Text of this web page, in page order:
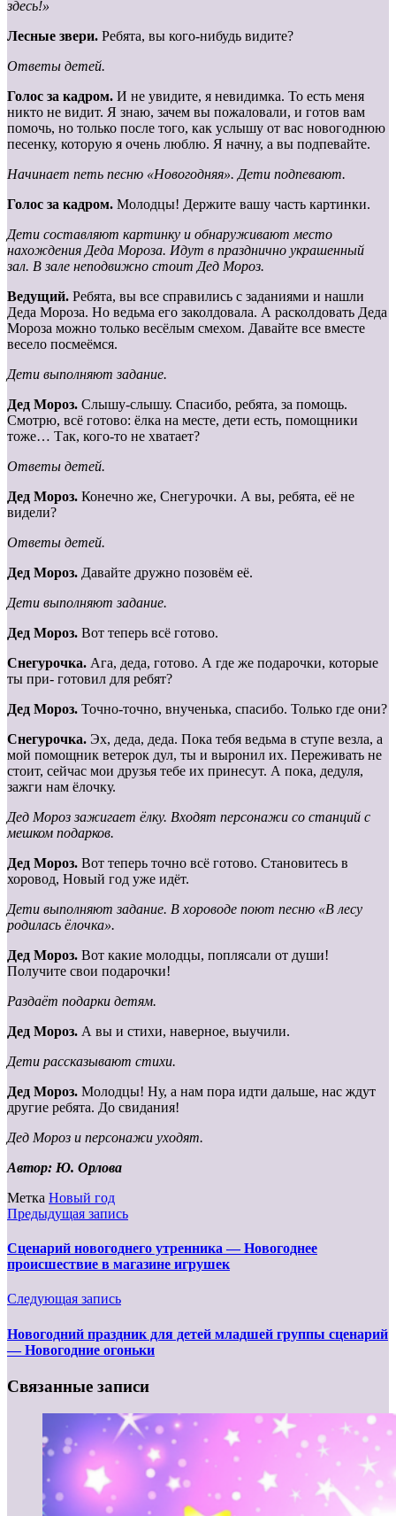
здесь!»
Лесные звери. Ребята, вы кого-нибудь видите?
Ответы детей.
Голос за кадром. И не увидите, я невидимка. То есть меня
никто не видит. Я знаю, зачем вы пожаловали, и готов вам
помочь, но только после того, как услышу от вас новогоднюю
песенку, которую я очень люблю. Я начну, а вы подпевайте.
Начинает петь песню «Новогодняя». Дети подпевают.
Голос за кадром. Молодцы! Держите вашу часть картинки.
Дети составляют картинку и обнаруживают место
нахождения Деда Мороза. Идут в празднично украшенный
зал. В зале неподвижно стоит Дед Мороз.
Ведущий. Ребята, вы все справились с заданиями и нашли
Деда Мороза. Но ведьма его заколдовала. А расколдовать Деда
Мороза можно только весёлым смехом. Давайте все вместе
весело посмеёмся.
Дети выполняют задание.
Дед Мороз. Слышу-слышу. Спасибо, ребята, за помощь.
Смотрю, всё готово: ёлка на месте, дети есть, помощники
тоже… Так, кого-то не хватает?
Ответы детей.
Дед Мороз. Конечно же, Снегурочки. А вы, ребята, её не
видели?
Ответы детей.
Дед Мороз. Давайте дружно позовём её.
Дети выполняют задание.
Дед Мороз. Вот теперь всё готово.
Снегурочка. Ага, деда, готово. А где же подарочки, которые
ты при- готовил для ребят?
Дед Мороз. Точно-точно, внученька, спасибо. Только где они?
Снегурочка. Эх, деда, деда. Пока тебя ведьма в ступе везла, а
мой помощник ветерок дул, ты и выронил их. Переживать не
стоит, сейчас мои друзья тебе их принесут. А пока, дедуля,
зажги нам ёлочку.
Дед Мороз зажигает ёлку. Входят персонажи со станций с
мешком подарков.
Дед Мороз. Вот теперь точно всё готово. Становитесь в
хоровод, Новый год уже идёт.
Дети выполняют задание. В хороводе поют песню «В лесу
родилась ёлочка».
Дед Мороз. Вот какие молодцы, поплясали от души!
Получите свои подарочки!
Раздаёт подарки детям.
Дед Мороз. А вы и стихи, наверное, выучили.
Дети рассказывают стихи.
Дед Мороз. Молодцы! Ну, а нам пора идти дальше, нас ждут
другие ребята. До свидания!
Дед Мороз и персонажи уходят.
Автор: Ю. Орлова
Метка Новый год
Предыдущая запись
Сценарий новогоднего утренника — Новогоднее
происшествие в магазине игрушек
Следующая запись
Новогодний праздник для детей младшей группы сценарий
— Новогодние огоньки
Связанные записи